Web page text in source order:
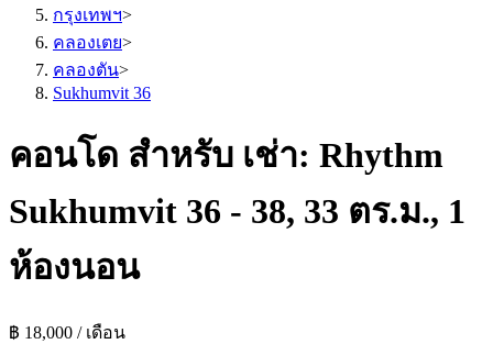
กรุงเทพฯ>
คลองเตย>
คลองตัน>
Sukhumvit 36
คอนโด สำหรับ เช่า: Rhythm
Sukhumvit 36 - 38, 33 ตร.ม., 1
ห้องนอน
฿ 18,000 / เดือน